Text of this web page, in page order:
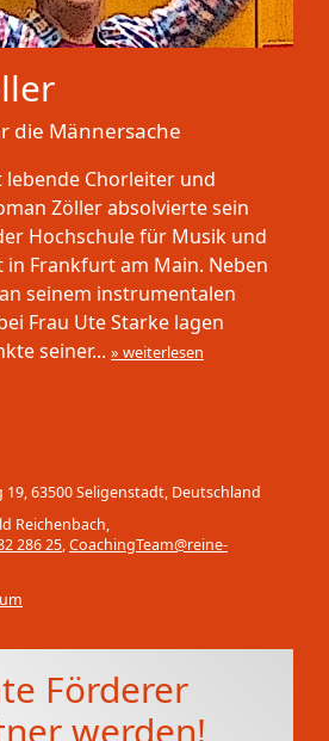
die Männersache
lebende Chorleiter und
Zöller absolvierte sein
Hochschule für Musik und
in Frankfurt am Main. Neben
seinem instrumentalen
Frau Ute Starke lagen
seiner... » weiterlesen
19, 63500 Seligenstadt, Deutschland
Reichenbach,
286 25,CoachingTeam@reine-
Förderer
werden!